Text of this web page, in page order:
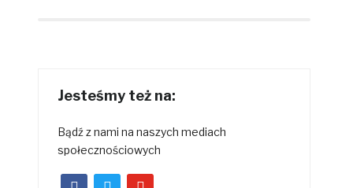
Jesteśmy też na:
Bądź z nami na naszych mediach
społecznościowych
facebooktwitter youtube